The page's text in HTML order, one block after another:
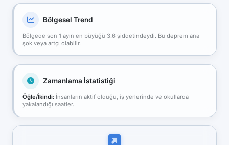
Bölgesel Trend
Bölgede son 1 ayın en büyüğü 3.6 şiddetindeydi. Bu deprem ana
şok veya artçı olabilir.
Zamanlama İstatistiği
Öğle/İkindi: İnsanların aktif olduğu, iş yerlerinde ve okullarda
yakalandığı saatler.